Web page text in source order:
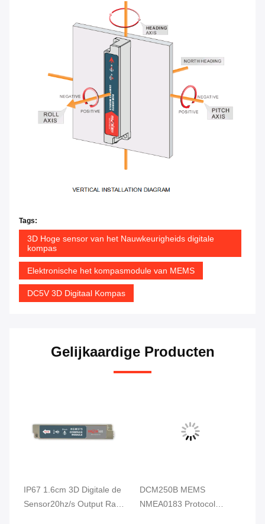
Tags:
3D Hoge sensor van het Nauwkeurigheids digitale
kompas
Elektronische het kompasmodule van MEMS
DC5V 3D Digitaal Kompas
Gelijkaardige Producten
IP67 1.6cm 3D Digitale de
Sensor20hz/s Output Rate
DCM250B MEMS
NMEA0183 Protocol